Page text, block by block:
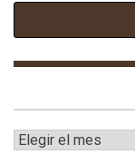
Archivos